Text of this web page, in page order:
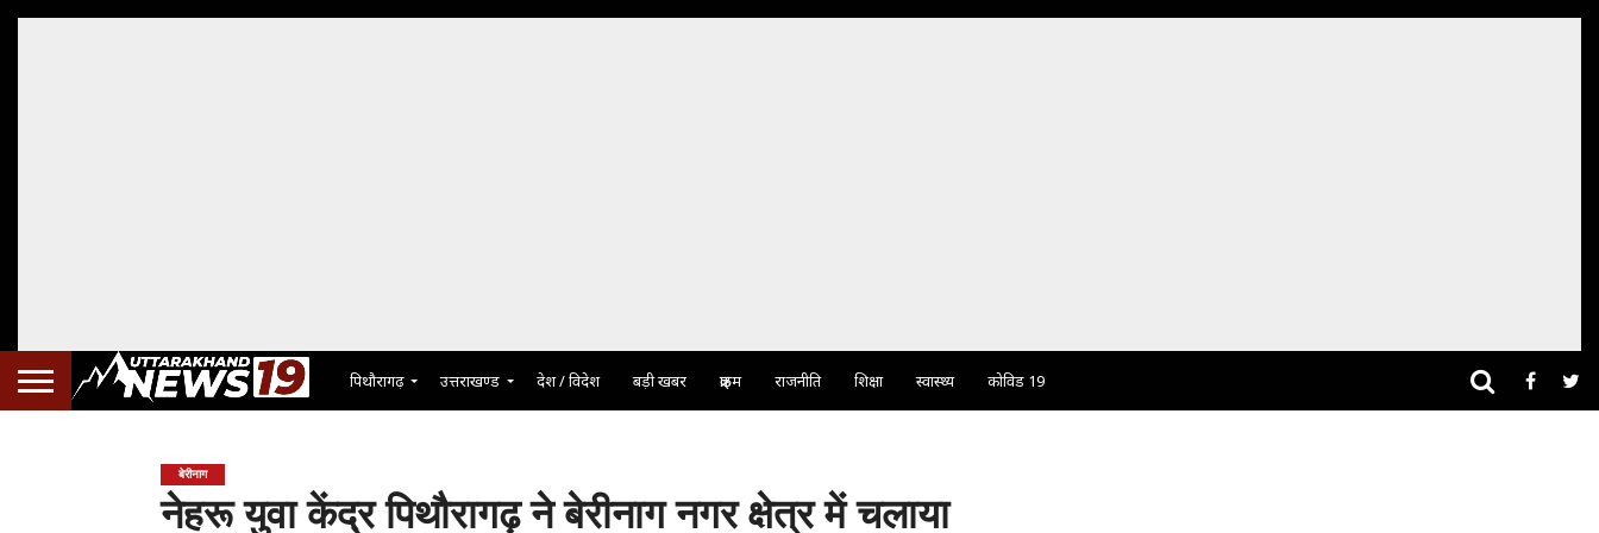
पिथौरागढ़ उत्तराखण्ड देश / विदेश बड़ी खबर क्राइम राजनीति शिक्षा स्वास्थ्य कोविड 19
बेरीनाग
नेहरू युवा केंद्र पिथौरागढ़ ने बेरीनाग नगर क्षेत्र में चलाया